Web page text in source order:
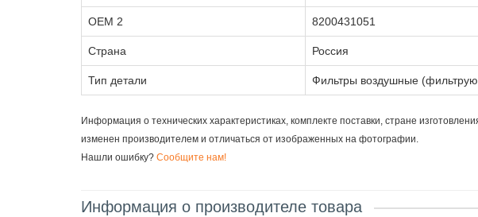
OEM 2 8200431051
Страна Россия
Тип детали Фильтры воздушные
Информация о технических характеристиках, комплекте поставки, стране
изменен производителем и отличаться от изображенных на фотографии.
Нашли ошибку? Сообщите нам!
Информация о производителе товара